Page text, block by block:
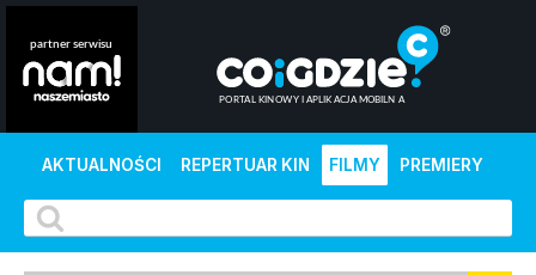
AKTUALNOŚCI REPERTUAR KIN FILMY PREMIERY